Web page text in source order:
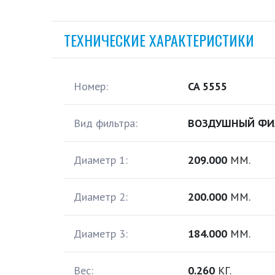
ТЕХНИЧЕСКИЕ ХАРАКТЕРИСТИКИ
Номер: CA 5555
Вид фильтра: ВОЗДУШНЫЙ
Диаметр 1: 209.000 ММ.
Диаметр 2: 200.000 ММ.
Диаметр 3: 184.000 ММ.
Вес: 0.260 КГ.